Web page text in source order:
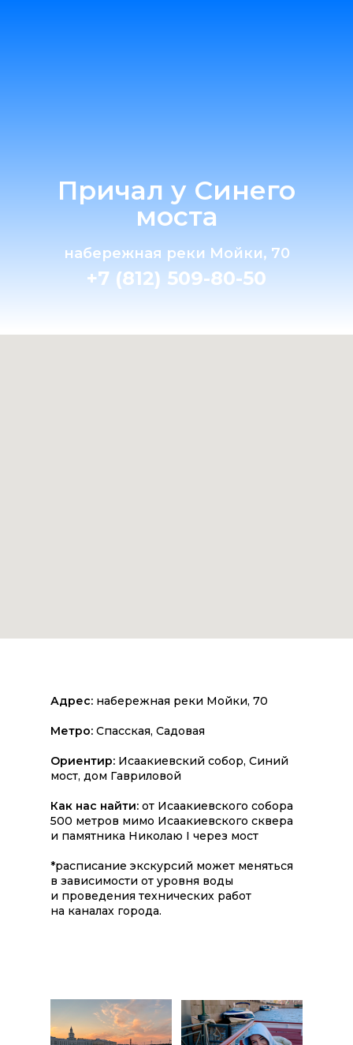
Причал у Синего
моста
набережная реки Мойки, 70
+7 (812) 509-80-50
Адрес: набережная реки Мойки, 70
Метро: Спасская, Садовая
Ориентир: Исаакиевский собор, Синий
мост, дом Гавриловой
Как нас найти: от Исаакиевского собора
500 метров мимо Исаакиевского сквера
и памятника Николаю I через мост
*расписание экскурсий может меняться
в зависимости от уровня воды
и проведения технических работ
на каналах города.